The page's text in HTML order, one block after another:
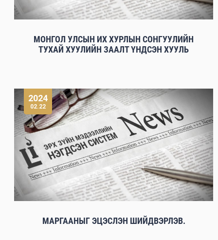
МОНГОЛ УЛСЫН ИХ ХУРЛЫН СОНГУУЛИЙН
ТУХАЙ ХУУЛИЙН ЗААЛТ ҮНДСЭН ХУУЛЬ
2024
02.22
МАРГААНЫГ ЭЦЭСЛЭН ШИЙДВЭРЛЭВ.